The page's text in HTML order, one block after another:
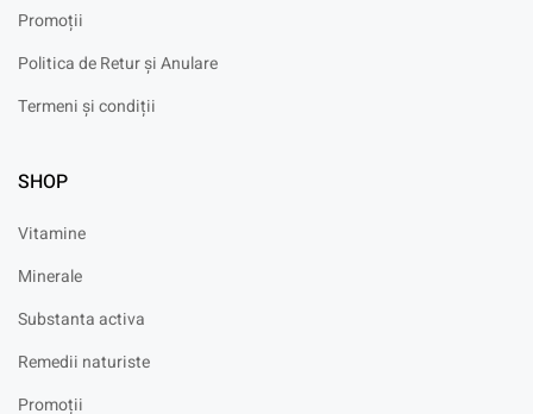
Promoții
Politica de Retur și Anulare
Termeni și condiții
SHOP
Vitamine
Minerale
Substanta activa
Remedii naturiste
Promoții